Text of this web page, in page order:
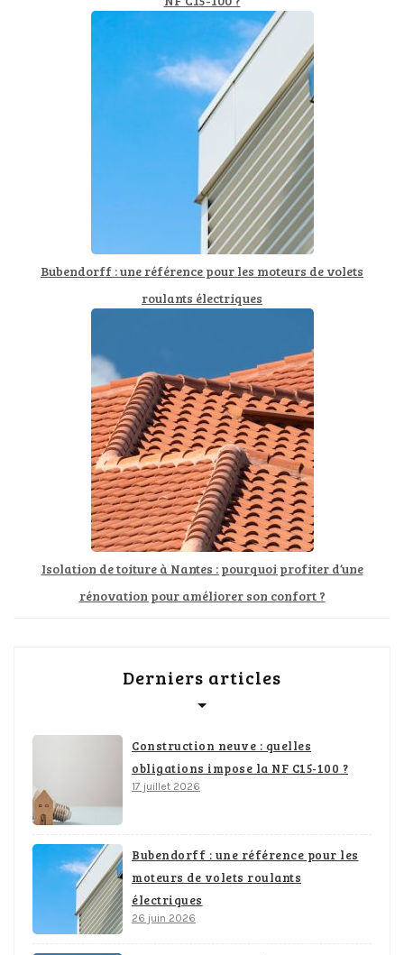
Bubendorff : une référence pour les moteurs de volets
roulants électriques
Isolation de toiture à Nantes : pourquoi profiter d’une
rénovation pour améliorer son confort ?
Derniers articles
Construction neuve : quelles
obligations impose la NF C15-100 ?
17 juillet 2026
Bubendorff : une référence pour les
moteurs de volets roulants
électriques
26 juin 2026